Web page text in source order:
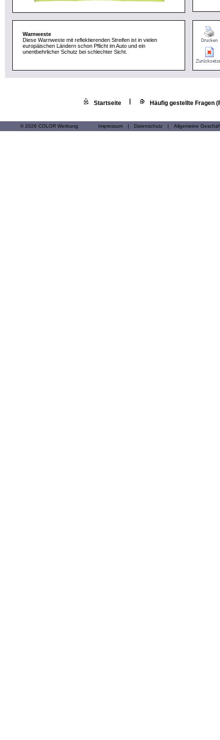
Warnweste
Diese Warnweste mit reflektierenden Streifen ist in vielen
europäischen Ländern schon Pflicht im Auto und ein
unentbehrlicher Schutz bei schlechter Sicht.
Startseite Häufig gestellte Fragen
© 2026 COLOR Werbung Impressum | Datenschutz | Allgemeine